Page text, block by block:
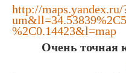
http://maps.yandex.ru/
%2C0.14423&l=map
Очень точная